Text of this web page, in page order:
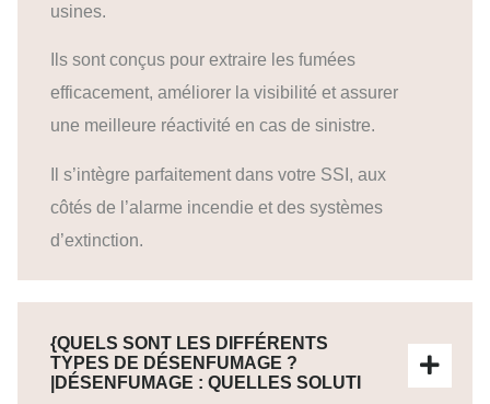
usines.
Ils sont conçus pour extraire les fumées
efficacement, améliorer la visibilité et assurer
une meilleure réactivité en cas de sinistre.
Il s’intègre parfaitement dans votre SSI, aux
côtés de l’alarme incendie et des systèmes
d’extinction.
{QUELS SONT LES DIFFÉRENTS
TYPES DE DÉSENFUMAGE ?
|DÉSENFUMAGE : QUELLES SOLUTI